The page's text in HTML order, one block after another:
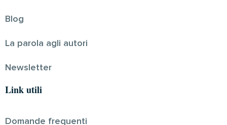
Blog
La parola agli autori
Newsletter
Link utili
Domande frequenti